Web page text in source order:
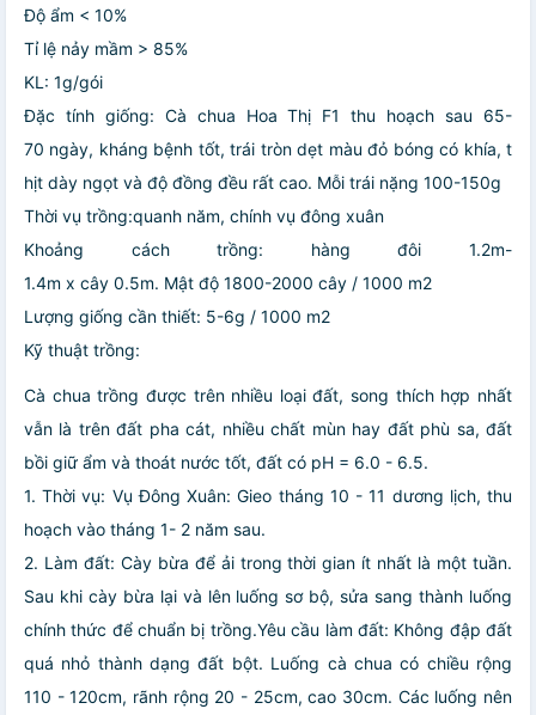
Độ ẩm < 10%
Tỉ lệ nảy mầm > 85%
KL: 1g/gói
Đặc tính giống: Cà chua Hoa Thị F1 thu hoạch sau 65-
70 ngày, kháng bệnh tốt, trái tròn dẹt màu đỏ bóng có khía, t
hịt dày ngọt và độ đồng đều rất cao. Mỗi trái nặng 100-150g
Thời vụ trồng:quanh năm, chính vụ đông xuân
Khoảng cách trồng: hàng đôi 1.2m-
1.4m x cây 0.5m. Mật độ 1800-2000 cây / 1000 m2
Lượng giống cần thiết: 5-6g / 1000 m2
Kỹ thuật trồng:
Cà chua trồng được trên nhiều loại đất, song thích hợp nhất
vẫn là trên đất pha cát, nhiều chất mùn hay đất phù sa, đất
bồi giữ ẩm và thoát nước tốt, đất có pH = 6.0 - 6.5.
1. Thời vụ: Vụ Đông Xuân: Gieo tháng 10 - 11 dương lịch, thu
hoạch vào tháng 1- 2 năm sau.
2. Làm đất: Cày bừa để ải trong thời gian ít nhất là một tuần.
Sau khi cày bừa lại và lên luống sơ bộ, sửa sang thành luống
chính thức để chuẩn bị trồng.Yêu cầu làm đất: Không đập đất
quá nhỏ thành dạng đất bột. Luống cà chua có chiều rộng
110 - 120cm, rãnh rộng 20 - 25cm, cao 30cm. Các luống nên